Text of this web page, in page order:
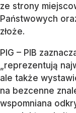
ze strony
Państwowych
złoże.
PIG – PIB
„reprezentują
ale także
na bezcenne
wspomniana